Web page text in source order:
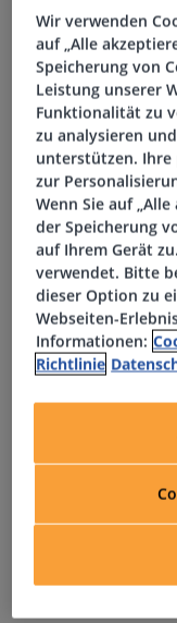
und Sportevents
Unterstützung
kollegiales und
Aufgaben
Durchführung
und
Überprüfung der
Klärung und
Durchführung
Allgemeine
Unterstützung
Quartals- sowie
Durchführung
von Differenzen
Wir verwenden
auf „Alle
Speicherung von
Leistung unserer
Funktionalität zu
zu analysieren
unterstützen. Ihre
zur
Wenn Sie auf
der Speicherung
auf Ihrem Gerät
verwendet. Bitte
dieser Option zu
Webseiten-
Informationen:
Richtlinie